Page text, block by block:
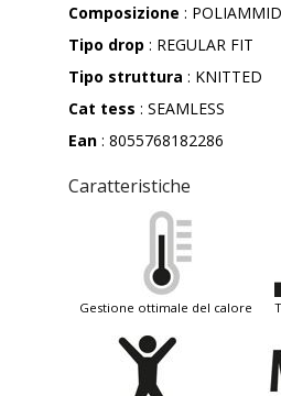
Composizione :
Tipo drop : REGULAR FIT
Tipo struttura : KNITTED
Cat tess : SEAMLESS
Ean : 8055768182286
Caratteristiche
gestione ottimale del calore